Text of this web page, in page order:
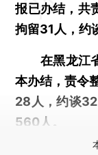
报已办结，共
拘留31人，约
在黑龙江省
本办结，责令
28人，约谈
560人。